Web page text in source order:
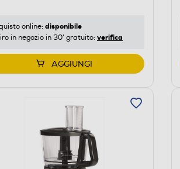
online: disponibile
in negozio in 30' gratuito: verifica
AGGIUNGI